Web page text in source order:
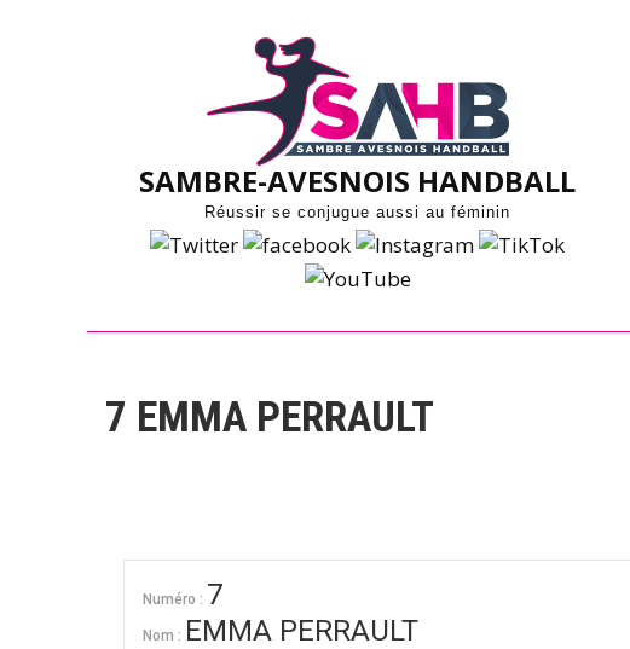
SAMBRE-AVESNOIS HANDBALL
Réussir se conjugue aussi au féminin
7 EMMA PERRAULT
Numéro : 7
Nom : EMMA PERRAULT